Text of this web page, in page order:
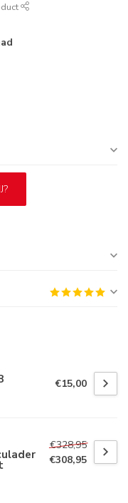
€15,00
€328,95
€308,95